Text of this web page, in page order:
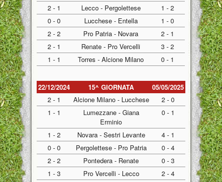
2 - 1
Lecco - Pergolettese
1 - 2
0 - 0
Lucchese - Entella
1 - 0
2 - 2
Pro Patria - Novara
2 - 1
2 - 1
Renate - Pro Vercelli
3 - 2
1 - 1
Torres - Alcione Milano 0 - 1
22/12/2024 15^ GIORNATA
05/05/2025
2 - 1
Alcione Milano - Lucchese
2 - 0
1 - 1
Lumezzane - Giana
Erminio
0 - 1
1 - 2 Novara - Sestri Levante
4 - 1
0 - 0
Pergolettese - Pro Patria
0 - 4
2 - 2
Pontedera - Renate
0 - 3
1 - 3
Pro Vercelli - Lecco
2 - 4